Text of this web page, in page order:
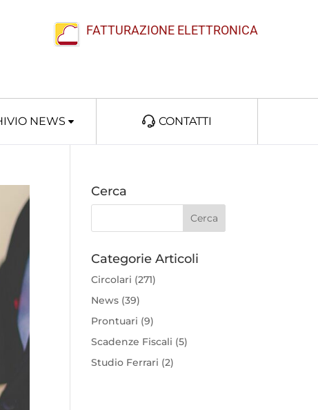
FATTURAZIONE ELETTRONICA
NEWS CONTATTI
Cerca
Categorie Articoli
Circolari (271)
News (39)
Prontuari (9)
Scadenze Fiscali (5)
Studio Ferrari (2)